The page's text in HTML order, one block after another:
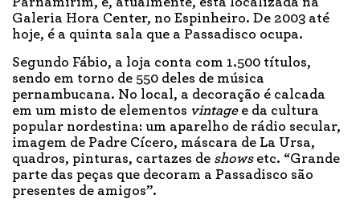
Galeria Hora Center, no Espinheiro. De 2003 até
hoje, é a quinta sala que a Passadisco ocupa.
Segundo Fábio, a loja conta com 1.500 títulos,
sendo em torno de 550 deles de música
pernambucana. No local, a decoração é calcada
em um misto de elementos vintage e da cultura
popular nordestina: um aparelho de rádio secular,
imagem de Padre Cícero, máscara de La Ursa,
quadros, pinturas, cartazes de showsetc. “Grande
parte das peças que decoram a Passadisco são
presentes de amigos”.